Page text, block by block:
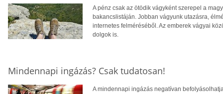
A pénz csak az ötödik vágyként szerepel a
bakancslistáján. Jobban vágyunk utazásra,
internetes felméréséből. Az emberek vágyai
dolgok is.
Mindennapi ingázás? Csak tudatosan!
A mindennapi ingázás negatívan